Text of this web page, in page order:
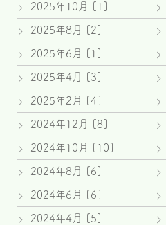
2025年10月 [1]
2025年8月 [2]
2025年6月 [1]
2025年4月 [3]
2025年2月 [4]
2024年12月 [8]
2024年10月 [10]
2024年8月 [6]
2024年6月 [6]
2024年4月 [5]